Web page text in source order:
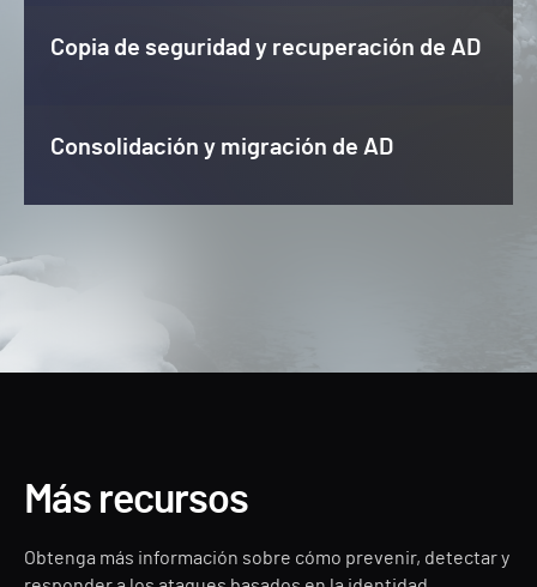
Copia de seguridad y recuperación de AD
Consolidación y migración de AD
Más recursos
Obtenga más información sobre cómo prevenir, detectar y